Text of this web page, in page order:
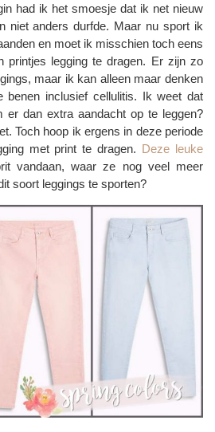
had ik het smoesje dat ik net nieuw
niet anders durfde. Maar nu sport ik
en moet ik misschien toch eens
printjes legging te dragen. Er zijn zo
maar ik kan alleen maar denken
benen inclusief cellulitis. Ik weet dat
er dan extra aandacht op te leggen?
Toch hoop ik ergens in deze periode
met print te dragen. Deze leuke
vandaan, waar ze nog veel meer
soort leggings te sporten?